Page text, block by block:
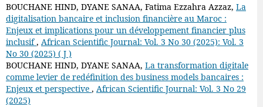
BOUCHANE HIND, DYANE SANAA, Fatima Ezzahra Azzaz, La
digitalisation bancaire et inclusion financière au Maroc :
Enjeux et implications pour un développement financier plus
inclusif, African Scientific Journal: Vol. 3 No 30 (2025): Vol. 3
No 30 (2025) ( J )
BOUCHANE HIND, DYANE SANAA, La transformation digitale
comme levier de redéfinition des business models bancaires :
Enjeux et perspective , African Scientific Journal: Vol. 3 No 29
(2025)